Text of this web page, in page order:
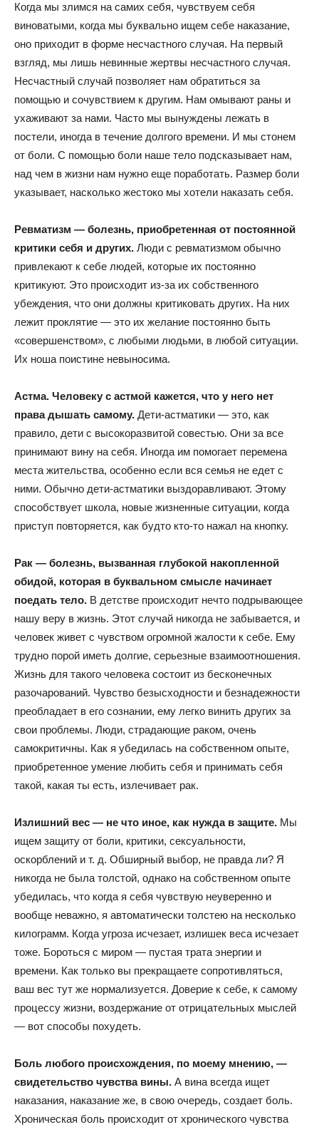
Когда мы злимся на самих себя, чувствуем себя
виноватыми, когда мы буквально ищем себе наказание,
оно приходит в форме несчастного случая. На первый
взгляд, мы лишь невинные жертвы несчастного случая.
Несчастный случай позволяет нам обратиться за
помощью и сочувствием к другим. Нам омывают раны и
ухаживают за нами. Часто мы вынуждены лежать в
постели, иногда в течение долгого времени. И мы стонем
от боли. С помощью боли наше тело подсказывает нам,
над чем в жизни нам нужно еще поработать. Размер боли
указывает, насколько жестоко мы хотели наказать себя.
Ревматизм — болезнь, приобретенная от постоянной
критики себя и других. Люди с ревматизмом обычно
привлекают к себе людей, которые их постоянно
критикуют. Это происходит из-за их собственного
убеждения, что они должны критиковать других. На них
лежит проклятие — это их желание постоянно быть
«совершенством», с любыми людьми, в любой ситуации.
Их ноша поистине невыносима.
Астма. Человеку с астмой кажется, что у него нет
права дышать самому. Дети-астматики — это, как
правило, дети с высокоразвитой совестью. Они за все
принимают вину на себя. Иногда им помогает перемена
места жительства, особенно если вся семья не едет с
ними. Обычно дети-астматики выздоравливают. Этому
способствует школа, новые жизненные ситуации, когда
приступ повторяется, как будто кто-то нажал на кнопку.
Рак — болезнь, вызванная глубокой накопленной
обидой, которая в буквальном смысле начинает
поедать тело. В детстве происходит нечто подрывающее
нашу веру в жизнь. Этот случай никогда не забывается, и
человек живет с чувством огромной жалости к себе. Ему
трудно порой иметь долгие, серьезные взаимоотношения.
Жизнь для такого человека состоит из бесконечных
разочарований. Чувство безысходности и безнадежности
преобладает в его сознании, ему легко винить других за
свои проблемы. Люди, страдающие раком, очень
самокритичны. Как я убедилась на собственном опыте,
приобретенное умение любить себя и принимать себя
такой, какая ты есть, излечивает рак.
Излишний вес — не что иное, как нужда в защите. Мы
ищем защиту от боли, критики, сексуальности,
оскорблений и т. д. Обширный выбор, не правда ли? Я
никогда не была толстой, однако на собственном опыте
убедилась, что когда я себя чувствую неуверенно и
вообще неважно, я автоматически толстею на несколько
килограмм. Когда угроза исчезает, излишек веса исчезает
тоже. Бороться с миром — пустая трата энергии и
времени. Как только вы прекращаете сопротивляться,
ваш вес тут же нормализуется. Доверие к себе, к самому
процессу жизни, воздержание от отрицательных мыслей
— вот способы похудеть.
Боль любого происхождения, по моему мнению, —
свидетельство чувства вины. А вина всегда ищет
наказания, наказание же, в свою очередь, создает боль.
Хроническая боль происходит от хронического чувства